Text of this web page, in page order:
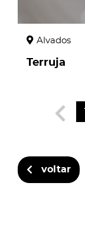
Alvados
Terruja
voltar